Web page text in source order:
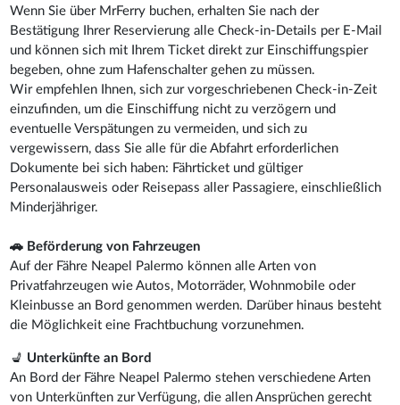
Wenn Sie über MrFerry buchen, erhalten Sie nach der
Bestätigung Ihrer Reservierung alle Check-in-Details per E-Mail
und können sich mit Ihrem Ticket direkt zur Einschiffungspier
begeben, ohne zum Hafenschalter gehen zu müssen.
Wir empfehlen Ihnen, sich zur vorgeschriebenen Check-in-Zeit
einzufinden, um die Einschiffung nicht zu verzögern und
eventuelle Verspätungen zu vermeiden, und sich zu
vergewissern, dass Sie alle für die Abfahrt erforderlichen
Dokumente bei sich haben: Fährticket und gültiger
Personalausweis oder Reisepass aller Passagiere, einschließlich
Minderjähriger.
🚗 Beförderung von Fahrzeugen
Auf der Fähre Neapel Palermo können alle Arten von
Privatfahrzeugen wie Autos, Motorräder, Wohnmobile oder
Kleinbusse an Bord genommen werden. Darüber hinaus besteht
die Möglichkeit eine Frachtbuchung vorzunehmen.
💺 Unterkünfte an Bord
An Bord der Fähre Neapel Palermo stehen verschiedene Arten
von Unterkünften zur Verfügung, die allen Ansprüchen gerecht